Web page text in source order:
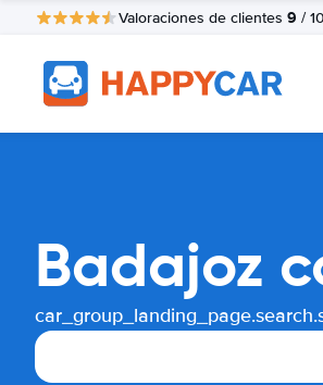
Valoraciones de clientes 9 / 10
Badajoz